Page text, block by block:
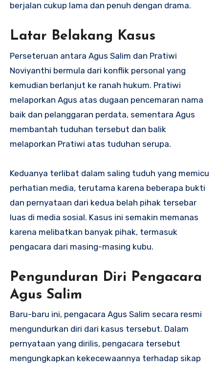
berjalan cukup lama dan penuh dengan drama.
Latar Belakang Kasus
Perseteruan antara Agus Salim dan Pratiwi
Noviyanthi bermula dari konflik personal yang
kemudian berlanjut ke ranah hukum. Pratiwi
melaporkan Agus atas dugaan pencemaran nama
baik dan pelanggaran perdata, sementara Agus
membantah tuduhan tersebut dan balik
melaporkan Pratiwi atas tuduhan serupa.
Keduanya terlibat dalam saling tuduh yang memicu
perhatian media, terutama karena beberapa bukti
dan pernyataan dari kedua belah pihak tersebar
luas di media sosial. Kasus ini semakin memanas
karena melibatkan banyak pihak, termasuk
pengacara dari masing-masing kubu.
Pengunduran Diri Pengacara
Agus Salim
Baru-baru ini, pengacara Agus Salim secara resmi
mengundurkan diri dari kasus tersebut. Dalam
pernyataan yang dirilis, pengacara tersebut
mengungkapkan kekecewaannya terhadap sikap